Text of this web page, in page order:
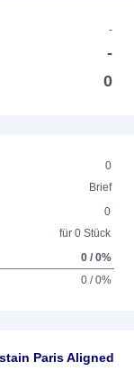
-
-
0
0
Brief
0
für 0 Stück
0 / 0%
0 / 0%
Paris Aligned